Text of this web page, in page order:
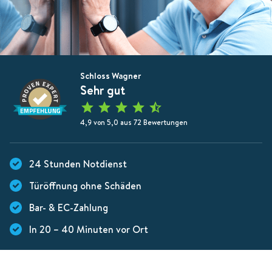
Schloss Wagner
Sehr gut
4,9 von 5,0 aus 72 Bewertungen
24 Stunden Notdienst
Türöffnung ohne Schäden
Bar- & EC-Zahlung
In 20 – 40 Minuten vor Ort